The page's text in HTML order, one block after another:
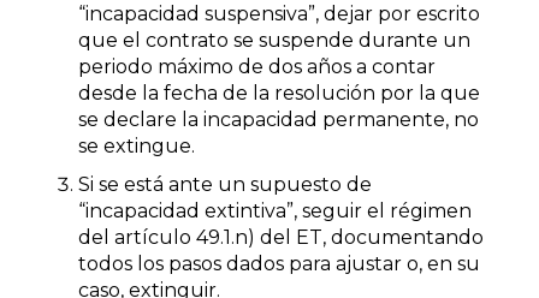
“incapacidad suspensiva”, dejar por escrito
que el contrato se suspende durante un
periodo máximo de dos años a contar
desde la fecha de la resolución por la que
se declare la incapacidad permanente, no
se extingue.
Si se está ante un supuesto de
“incapacidad extintiva”, seguir el régimen
del artículo 49.1.n) del ET, documentando
todos los pasos dados para ajustar o, en su
caso, extinguir.